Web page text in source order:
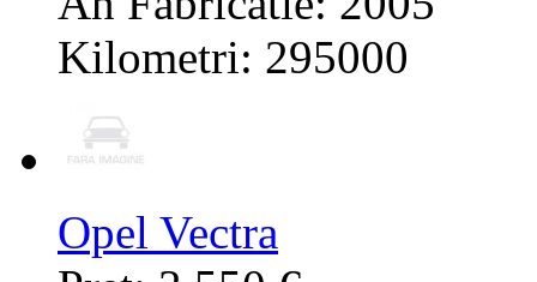
Kilometri: 295000
Opel Vectra